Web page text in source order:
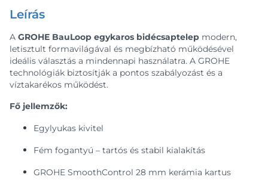
Leírás
A GROHE BauLoop egykaros bidécsaptelep modern,
letisztult formavilágával és megbízható működésével
ideális választás a mindennapi használatra. A GROHE
technológiák biztosítják a pontos szabályozást és a
víztakarékos működést.
Fő jellemzők:
Egylyukas kivitel
Fém fogantyú – tartós és stabil kialakítás
GROHE SmoothControl 28 mm kerámia kartus